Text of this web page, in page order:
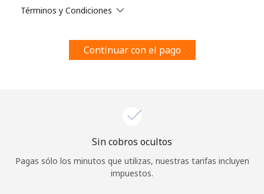
estosTérminos y condiciones.
Únete
¡Hola!
Inicia sesión oREGÍSTRATE →
Términos y Condiciones
Continuar con el pago
Sin cobros ocultos
Pagas sólo los minutos que utilizas, nuestras tarifas incluyen
impuestos.